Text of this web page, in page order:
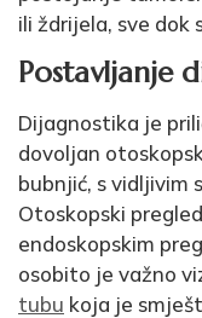
ili ždrijela, sve dok
Postavljanje
Dijagnostika je
dovoljan
bubnjić, s vidljivim
Otoskopski
endoskopskim
osobito je važno
tubu koja je